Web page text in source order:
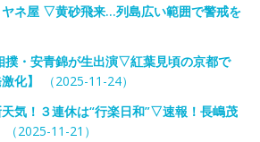
ネ屋 ▽黄砂飛来…列島広い範囲で警戒を
撲・安青錦が生出演▽紅葉見頃の京都で
化】
（2025-11-24）
気！３連休は“行楽日和”▽速報！長嶋茂
（2025-11-21）